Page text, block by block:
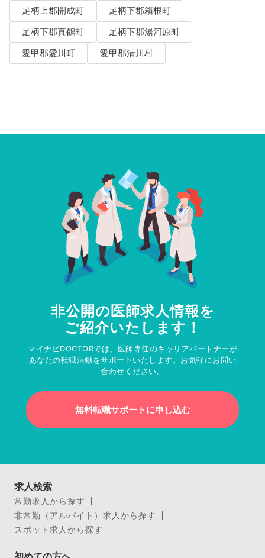
足柄上郡開成町
足柄下郡箱根町
足柄下郡真鶴町
足柄下郡湯河原町
愛甲郡愛川町
愛甲郡清川村
非公開の医師求人情報を
ご紹介いたします！
マイナビDOCTORでは、医師専任のキャリアパートナーが
あなたの転職活動をサポートいたします。お気軽にお問い
合わせください。
無料転職サポートに申し込む
求人検索
常勤求人から探す
非常勤（アルバイト）求人から探す
スポット求人から探す